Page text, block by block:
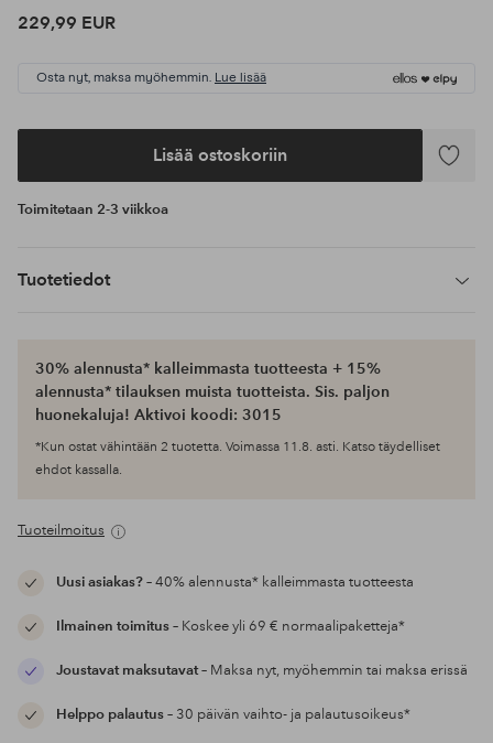
229,99 EUR
Osta nyt, maksa myöhemmin. Lue lisää
Lisää ostoskoriin
Lisää
Toimitetaan 2-3 viikkoa
Tuotetiedot
30% alennusta* kalleimmasta tuotteesta + 15%
alennusta* tilauksen muista tuotteista. Sis. paljon
huonekaluja! Aktivoi koodi: 3015
*Kun ostat vähintään 2 tuotetta. Voimassa 11.8. asti. Katso täydelliset
ehdot kassalla.
Tuoteilmoitus
Uusi asiakas?– 40% alennusta* kalleimmasta tuotteesta
Ilmainen toimitus– Koskee yli 69 € normaalipaketteja*
Joustavat maksutavat– Maksa nyt, myöhemmin tai maksa erissä
Helppo palautus– 30 päivän vaihto- ja palautusoikeus*